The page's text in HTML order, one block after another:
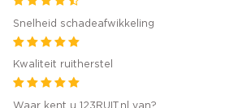
Snelheid schadeafwikkeling
Kwaliteit ruitherstel
Waar kent u 123RUIT.nl van?